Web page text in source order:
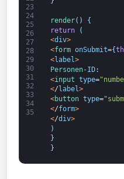
23
24
25
26
27
28
29
30
31
32
33
34
35
render( )
{
return
(
<div>
<form onSubmit={
<label>
Personen-ID:
<input type=
</ label>
<button type=
</form>
</div>
)
}
}